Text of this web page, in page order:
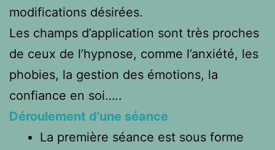
modifications désirées.
Les champs d’application sont très proches
de ceux de l’hypnose, comme l’anxiété, les
phobies, la gestion des émotions, la
confiance en soi…..
Déroulement d’une séance
La première séance est sous forme